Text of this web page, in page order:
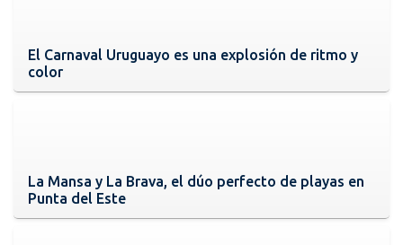
El Carnaval Uruguayo es una explosión de ritmo y
color
La Mansa y La Brava, el dúo perfecto de playas en
Punta del Este